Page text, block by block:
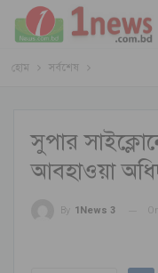
হোম সর্বশেষ
সুপার
আবহাওয়া
By 1News 3